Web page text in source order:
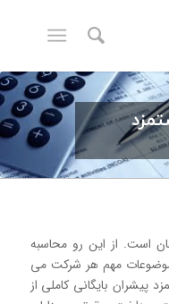
است. از اين رو محاسبه
موضوعات مهم هر شركت می
پیشران بايگانی كاملی از